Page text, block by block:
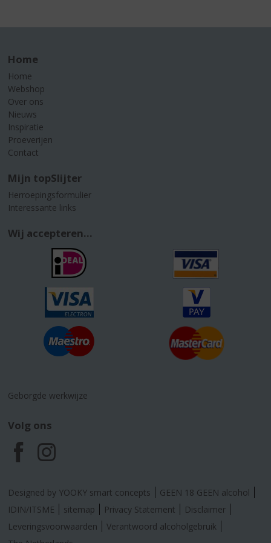
Home
Home
Webshop
Over ons
Nieuws
Inspiratie
Proeverijen
Contact
Mijn topSlijter
Herroepingsformulier
Interessante links
Wij accepteren...
Geborgde werkwijze
Volg ons
F
a
c
I
n
s
Designed by YOOKY smart concepts
GEEN 18 GEEN alcohol
IDIN/ITSME
sitemap Privacy Statement
Disclaimer
Leveringsvoorwaarden
Verantwoord alcoholgebruik